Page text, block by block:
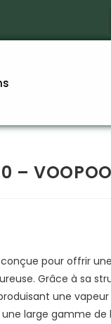
– VOOPOO
pour offrir
Grâce à sa
une
large gamme de